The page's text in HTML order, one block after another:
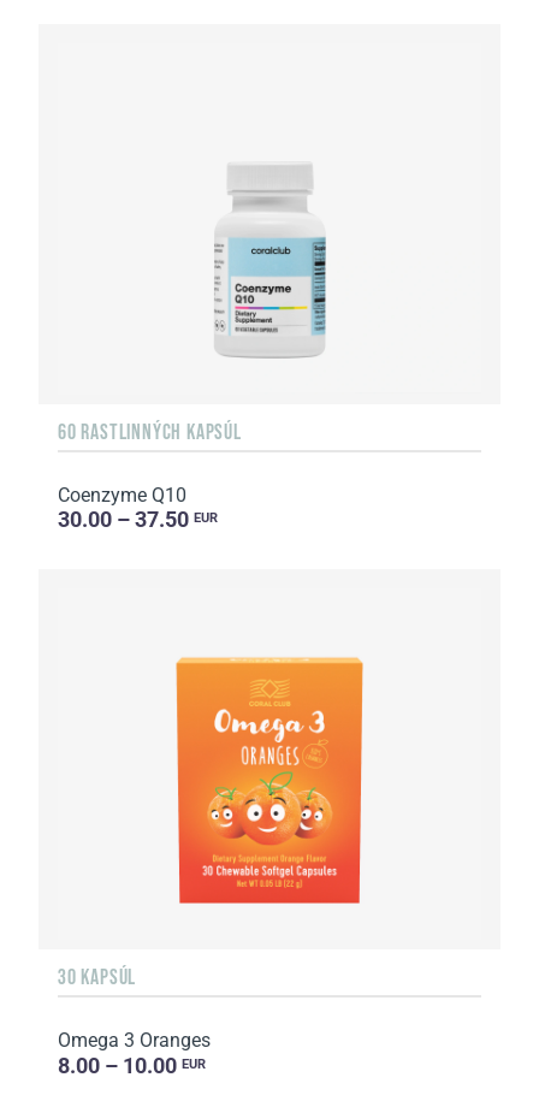
60 RASTLINNÝCH KAPSÚL
Coenzyme Q10
30.00 – 37.50 EUR
30 KAPSÚL
Omega 3 Oranges
8.00 – 10.00 EUR